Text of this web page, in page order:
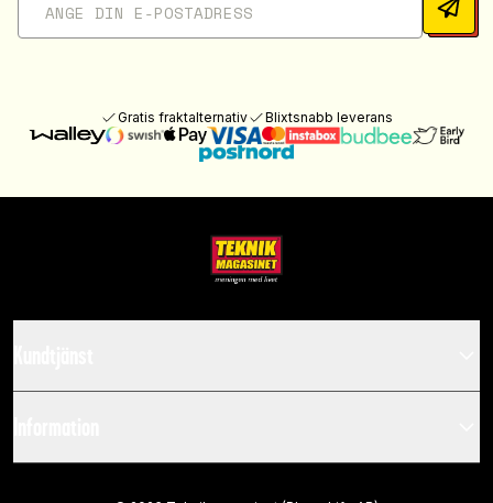
Gratis fraktalternativ Blixtsnabb leverans